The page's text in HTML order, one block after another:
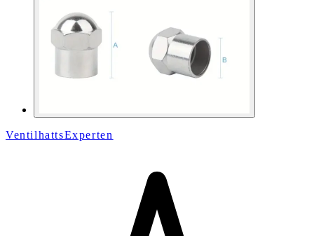
VentilhattsExperten